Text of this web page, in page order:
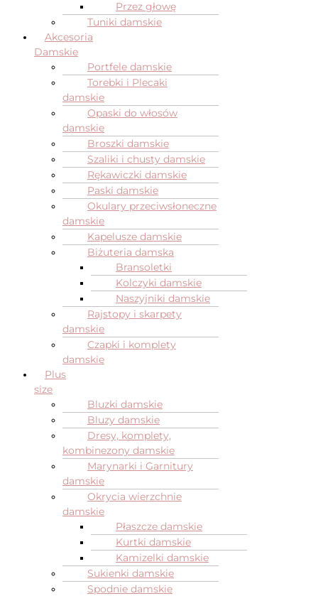
Przez głowę
Tuniki damskie
Akcesoria
Damskie
Portfele damskie
Torebki i Plecaki
damskie
Opaski do włosów
damskie
Broszki damskie
Szaliki i chusty damskie
Rękawiczki damskie
Paski damskie
Okulary przeciwsłoneczne
damskie
Kapelusze damskie
Biżuteria damska
Bransoletki
Kolczyki damskie
Naszyjniki damskie
Rajstopy i skarpety
damskie
Czapki i komplety
damskie
Plus
size
Bluzki damskie
Bluzy damskie
Dresy, komplety,
kombinezony damskie
Marynarki i Garnitury
damskie
Okrycia wierzchnie
damskie
Płaszcze damskie
Kurtki damskie
Kamizelki damskie
Sukienki damskie
Spodnie damskie